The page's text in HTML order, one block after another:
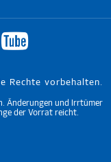
Rechte vorbehalten.
Änderungen und Irrtümer
der Vorrat reicht.